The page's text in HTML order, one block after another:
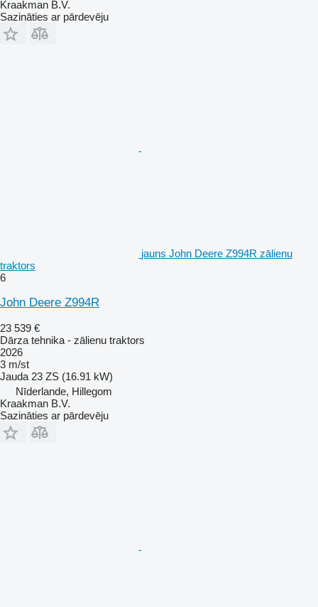
Kraakman B.V.
Sazināties ar pārdevēju
jauns John Deere Z994R zālienu
traktors
6
John Deere Z994R
23 539 €
Dārza tehnika - zālienu traktors
2026
3 m/st
Jauda 23 ZS (16.91 kW)
Nīderlande, Hillegom
Kraakman B.V.
Sazināties ar pārdevēju